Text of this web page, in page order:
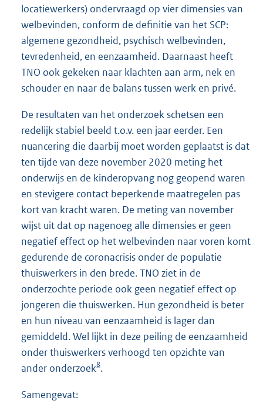
locatiewerkers) ondervraagd op vier dimensies van
welbevinden, conform de definitie van het SCP:
algemene gezondheid, psychisch welbevinden,
tevredenheid, en eenzaamheid. Daarnaast heeft
TNO ook gekeken naar klachten aan arm, nek en
schouder en naar de balans tussen werk en privé.
De resultaten van het onderzoek schetsen een
redelijk stabiel beeld t.o.v. een jaar eerder. Een
nuancering die daarbij moet worden geplaatst is dat
ten tijde van deze november 2020 meting het
onderwijs en de kinderopvang nog geopend waren
en stevigere contact beperkende maatregelen pas
kort van kracht waren. De meting van november
wijst uit dat op nagenoeg alle dimensies er geen
negatief effect op het welbevinden naar voren komt
gedurende de coronacrisis onder de populatie
thuiswerkers in den brede. TNO ziet in de
onderzochte periode ook geen negatief effect op
jongeren die thuiswerken. Hun gezondheid is beter
en hun niveau van eenzaamheid is lager dan
gemiddeld. Wel lijkt in deze peiling de eenzaamheid
onder thuiswerkers verhoogd ten opzichte van
ander onderzoek8.
Samengevat: